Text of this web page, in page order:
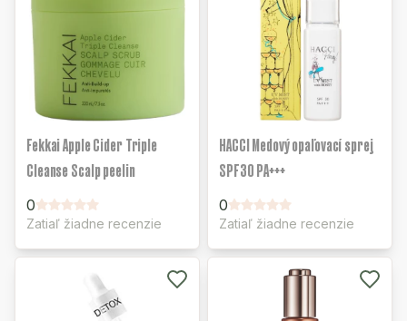
Fekkai Apple Cider Triple
Cleanse Scalp peelin
0
Zatiaľ žiadne recenzie
HACCI Medový opaľovací sprej
SPF30 PA+++
0
Zatiaľ žiadne recenzie